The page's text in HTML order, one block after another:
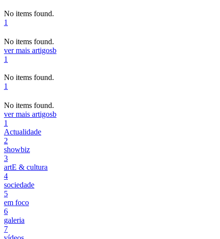
No items found.
1
No items found.
ver mais artigosb
1
No items found.
1
No items found.
ver mais artigosb
1
Actualidade
2
showbiz
3
artE & cultura
4
sociedade
5
em foco
6
galeria
7